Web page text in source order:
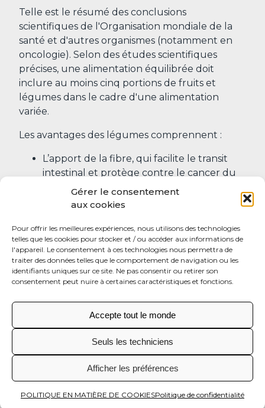
Gérer le consentement
aux cookies
Pour offrir les meilleures expériences, nous utilisons des technologies
telles que les cookies pour stocker et / ou accéder aux informations de
l'appareil. Le consentement à ces technologies nous permettra de
traiter des données telles que le comportement de navigation ou les
identifiants uniques sur ce site. Ne pas consentir ou retirer son
consentement peut nuire à certaines caractéristiques et fonctions.
Accepte tout le monde
Seuls les techniciens
Afficher les préférences
POLITIQUE EN MATIÈRE DE COOKIESPolitique de confidentialité
Telle est le résumé des conclusions
scientifiques de l'Organisation mondiale de la
santé et d'autres organismes (notamment en
oncologie). Selon des études scientifiques
précises, une alimentation équilibrée doit
inclure au moins cinq portions de fruits et
légumes dans le cadre d'une alimentation
variée.
Les avantages des légumes comprennent :
L’apport de la fibre, qui facilite le transit
intestinal et protège contre le cancer du
Une forte concentration en vitamines
plus intensément vertes)
L'apport en minéraux tels que le
potassium, qui aide à maintenir la masse
osseuse, la pression artérielle basse et
empêche la formation de calculs rénaux
Pour augmenter votre consommation de
collation entre les repas ou ajoutez-les à divers
plats.